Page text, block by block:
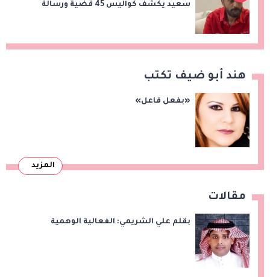
سعيد يكشف كواليس 45 قضية ورسالة
هند أبو ضيف تكتب
«بفعل فاعل»
المزيد
مقالات
بقلم علي الشريمي: الفعالية الوهمية